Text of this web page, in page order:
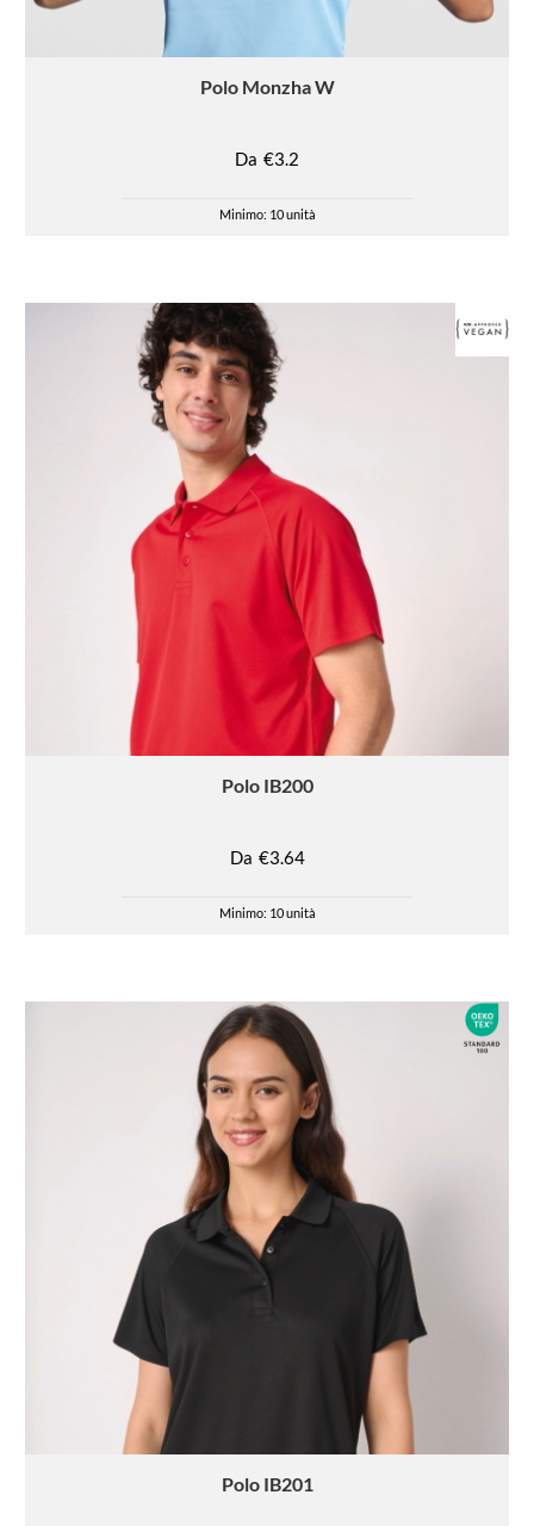
Polo Monzha W
Da €3.2
Minimo: 10 unità
Polo IB200
Da €3.64
Minimo: 10 unità
Polo IB201